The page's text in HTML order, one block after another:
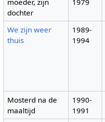
moeder, zijn
dochter
1979
We zijn weer
thuis
1989-
1994
Mosterd na de
maaltijd
1990-
1991